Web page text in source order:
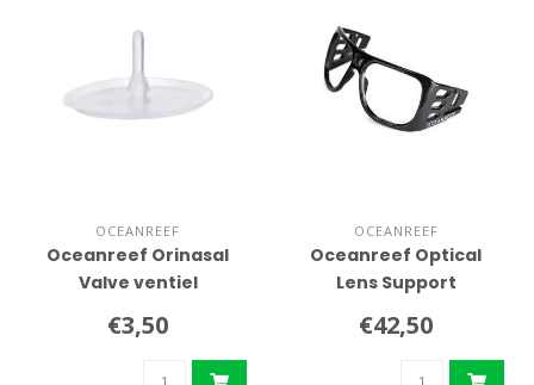
OCEANREEF
Oceanreef Orinasal
Valve ventiel
€3,50
OCEANREEF
Oceanreef Optical
Lens Support
€42,50